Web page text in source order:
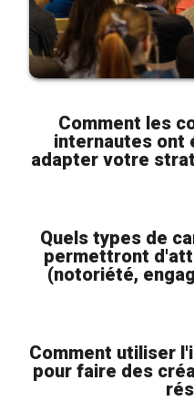
Comment les
internautes ont
adapter votre
Quels types de
permettront
(notoriété,
Comment utiliser
pour faire des